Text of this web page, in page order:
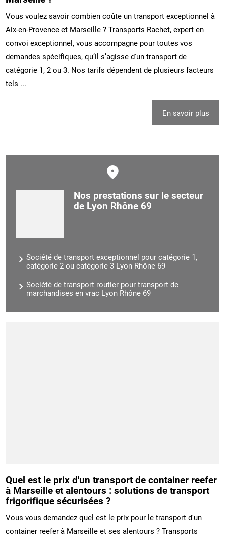
Vous voulez savoir combien coûte un transport exceptionnel à
Aix-en-Provence et Marseille ? Transports Rachet, expert en
convoi exceptionnel, vous accompagne pour toutes vos
demandes spécifiques, qu’il s’agisse d'un transport de
catégorie 1, 2 ou 3. Nos tarifs dépendent de plusieurs facteurs
tels ...
En savoir plus
Nos prestations sur le secteur
de Lyon Rhône 69
Société de transport exceptionnel pour catégorie 1,
catégorie 2 ou catégorie 3 Lyon Rhône 69
Société de transport routier pour transport de
marchandises en vrac Lyon Rhône 69
Quel est le prix d'un transport de container reefer
à Marseille et alentours : solutions de transport
frigorifique sécurisées ?
Vous vous demandez quel est le prix pour le transport d'un
container reefer à Marseille et ses alentours ? Transports